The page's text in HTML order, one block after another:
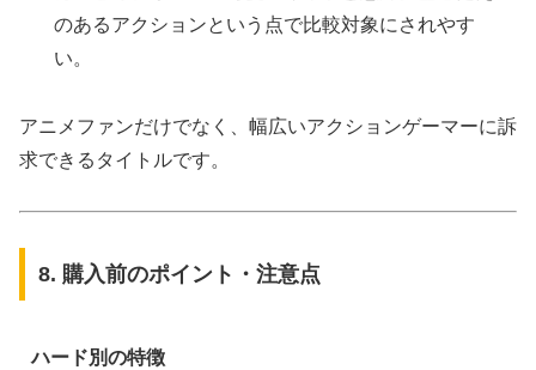
のあるアクションという点で比較対象にされやす
い。
アニメファンだけでなく、幅広いアクションゲーマーに訴
求できるタイトルです。
8. 購入前のポイント・注意点
ハード別の特徴